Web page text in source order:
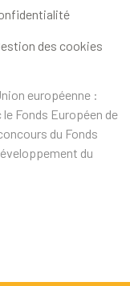
des cookies
européenne :
le Fonds Européen de
du Fonds
du